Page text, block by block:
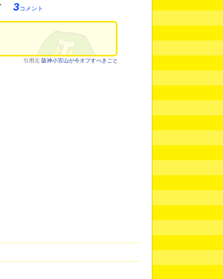
3コメント
引用元 阪神小宮山が今オフすべきごと